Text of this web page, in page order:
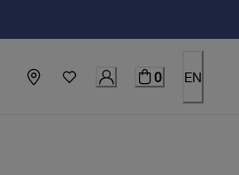
0 EN